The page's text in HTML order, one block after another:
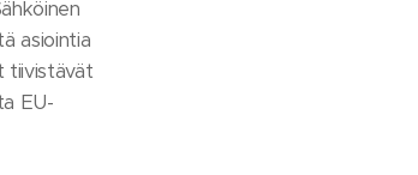
asiointia
tiivistävät
EU-